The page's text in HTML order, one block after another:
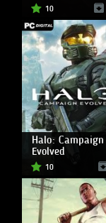
10
Halo: Campaign
Evolved
10